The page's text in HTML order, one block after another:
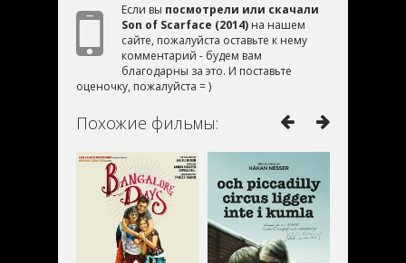
Если вы посмотрели или скачали
Son of Scarface (2014) на нашем
сайте, пожалуйста оставьте к нему
комментарий - будем вам
благодарны за это. И поставьте
оценочку, пожалуйста = )
Похожие фильмы: